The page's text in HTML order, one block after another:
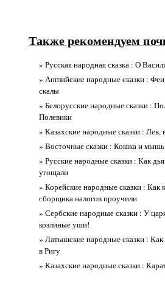
Также рекомендуем
» Русская народная сказка : О
» Английские народные сказки :
скалы
» Белорусские народные сказки :
Полевики
» Казахские народные сказки : Лев,
» Восточные сказки : Кошка и мышь
» Русские народные сказки : Как
угощали
» Корейские народные сказки : Как
сборщика налогов проучили
» Сербские народные сказки : У
козлиные уши!
» Латышские народные сказки : Как
в Ригу
» Казахские народные сказки :